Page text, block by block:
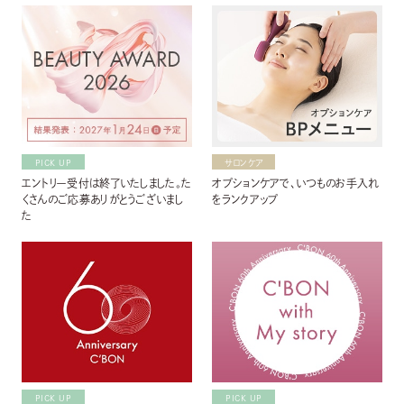
PICK UP
エントリー受付は終了いたしました。た
くさんのご応募ありがとうございまし
た
サロンケア
オプションケアで、いつものお手入れ
をランクアップ
PICK UP PICK UP